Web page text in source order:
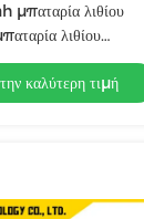
λιθίου
λιθίου
καλύτερη τιμή